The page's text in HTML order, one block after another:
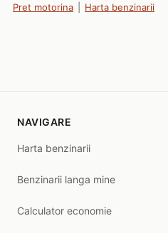
Pret motorina Harta benzinarii
NAVIGARE
Harta benzinarii
Benzinarii langa mine
Calculator economie